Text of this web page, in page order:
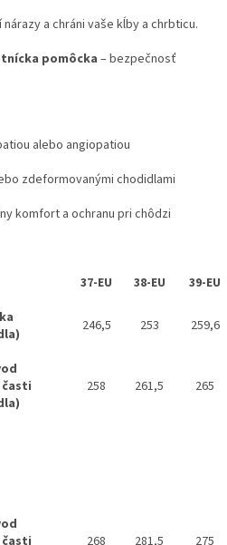
nárazy a chráni vaše kĺby a chrbticu.
pomôcka – bezpečnosť
alebo angiopatiou
zdeformovanými chodidlami
komfort a ochranu pri chôdzi
37-EU
38-EU
39-EU
246,5 253 259,6
258 261,5 265